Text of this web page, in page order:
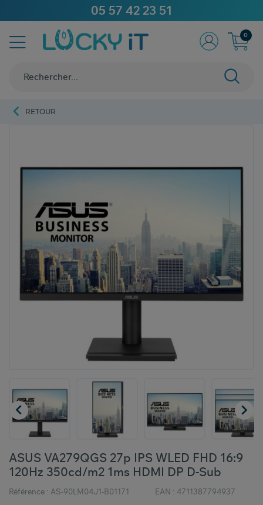
05 57 42 23 51
0
RETOUR
 
ASUS VA279QGS 27p IPS WLED FHD 16:9
120Hz 350cd/m2 1ms HDMI DP D-Sub
Référence : AS-90LM04J1-B01171 EAN : 4711387794937